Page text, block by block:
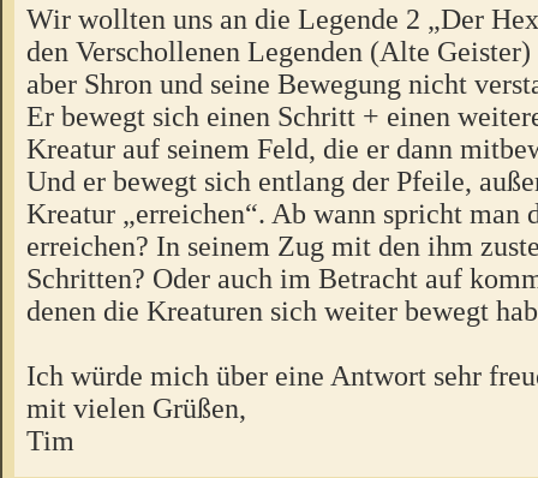
Wir wollten uns an die Legende 2 „Der
den Verschollenen Legenden (Alte Geister)
aber Shron und seine Bewegung nicht
Er bewegt sich einen Schritt + einen
Kreatur auf seinem Feld, die er dann
Und er bewegt sich entlang der Pfeile,
Kreatur „erreichen“. Ab wann spricht man
erreichen? In seinem Zug mit den ihm
Schritten? Oder auch im Betracht auf
denen die Kreaturen sich weiter bewegt
Ich würde mich über eine Antwort sehr
mit vielen Grüßen,
Tim